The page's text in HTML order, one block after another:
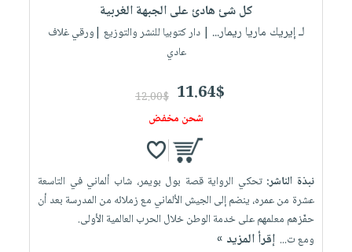
كل شئ هادئ على الجبهة الغربية
لـ إيريك ماريا ريمار... | دار كتوبيا للنشر والتوزيع |ورقي غلاف
عادي
11.64$
12.00$
شحن مخفض
نبذة الناشر:تحكي الرواية قصة بول بويمر، شاب ألماني في التاسعة
عشرة من عمره، ينضم إلى الجيش الألماني مع زملائه من المدرسة بعد أن
حفّزهم معلمهم على خدمة الوطن خلال الحرب العالمية الأولى.
ومع ت... إقرأ المزيد »